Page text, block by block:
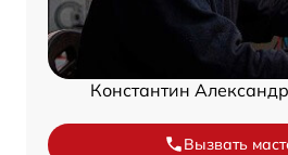
Константин
Вызвать